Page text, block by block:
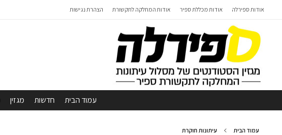
אודות ספירלה אודות מכללת ספיר אודות המחלקה לתקשורת הצהרת נגישות
עמוד הבית חדשות מגזין
עמוד הבית עיתונות חוקרת